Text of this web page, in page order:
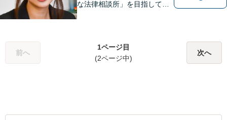
な法律相談所」を目指してい
んなささいなことでも構いま
せん。お気軽にご相談くださ
前へ
1ページ目
(2ページ中)
次へ